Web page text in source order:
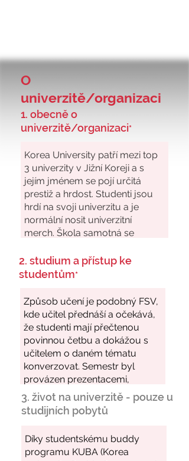
O
univerzitě/organizaci
1. obecně o
univerzitě/organizaci*
2. studium a přístup ke
studentům*
3. život na univerzitě - pouze u
studijních pobytů